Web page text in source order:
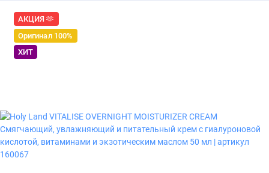
АКЦИЯ 🫶
Оригинал 100%
ХИТ